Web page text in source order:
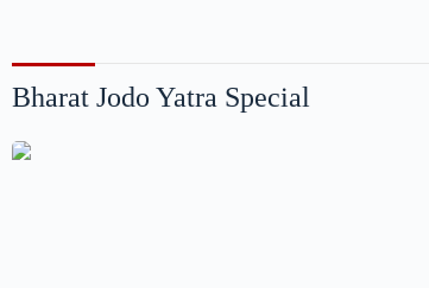
Bharat Jodo Yatra Special